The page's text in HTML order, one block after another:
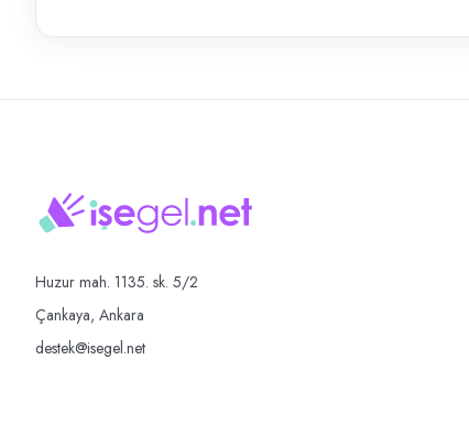
Huzur mah. 1135. sk. 5/2
Çankaya, Ankara
destek@isegel.net